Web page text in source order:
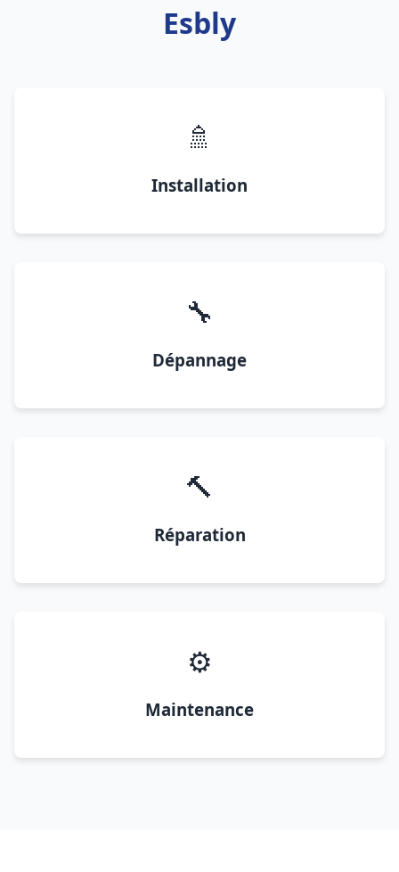
Esbly
🚿
Installation
🔧
Dépannage
🔨
Réparation
⚙️
Maintenance